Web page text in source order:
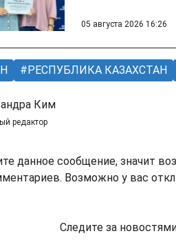
05 августа 2026 16:26
РЕСПУБЛИКА КАЗАХСТАН
Ким
редактор
данное сообщение, значит
Возможно у вас
Следите за